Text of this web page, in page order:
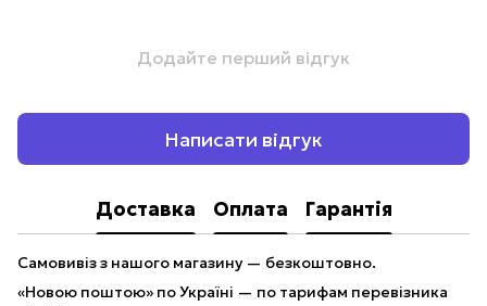
Додайте перший відгук
Написати відгук
Доставка Оплата Гарантія
Самовивіз з нашого магазину — безкоштовно.
«Новою поштою» по Україні — по тарифам перевізника